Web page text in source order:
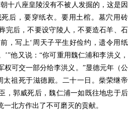
十八座皇陵没有不被人发掘的，这是因
后，要穿纸衣。要用土棺。墓穴用砖
完后，不要设守陵人，不要造石羊、石
，写上‘周天子平生好俭约，遗令用纸
他又说：“你可重用魏仁浦和李洪义，
权可交一部分给李洪义。”显德元年（公
太祖死于滋德殿。二十一日。柴荣继帝
，郭威死后，魏仁浦一如既往地忠于后
北方作出了不可磨灭的贡献。